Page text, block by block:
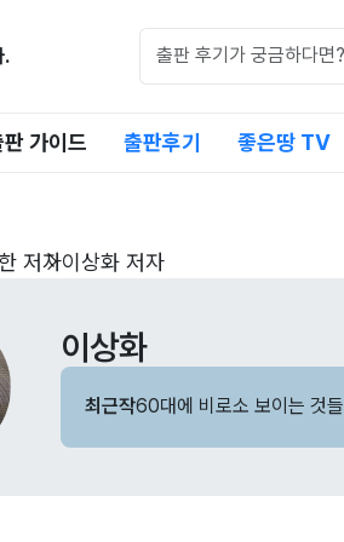
.
가이드 출판후기 좋은땅 TV
저자이상화 저자
이상화
최근작60대에 비로소 보이는 것들